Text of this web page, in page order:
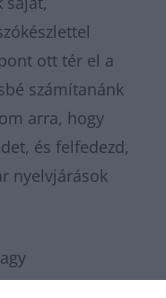
ott tér el a
számítanánk
arra, hogy
és felfedezd,
nyelvjárások